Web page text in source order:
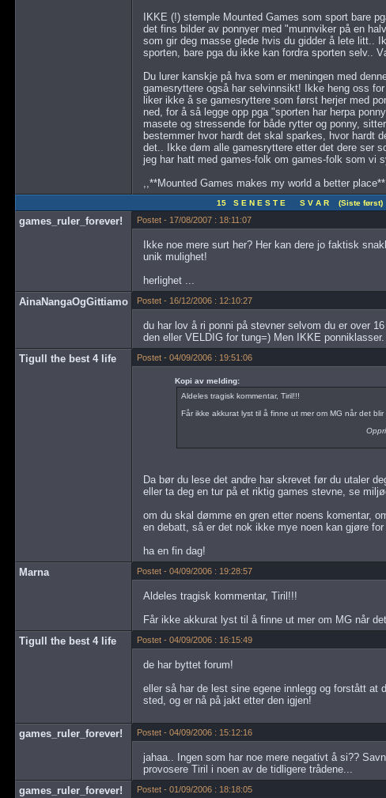
IKKE (!) stemple Mounted Games som sport bare
det fins bilder av ponnyer med "munnviker på en
som gir deg masse glede hvis du gidder å lete litt..
sporten, bare pga du ikke kan fordra sporten selv..
Du lurer kanskje på hva som er meningen med
gamesryttere også har selvinnsikt! Ikke heng oss
liker ikke å se gamesryttere som først herjer med
ned, for å så legge opp pga "sporten har herpa
masete og stressende for både rytter og ponny,
bestemmer hvor hardt det skal sparkes, hvor hardt
det.. Ikke døm alle gamesryttere etter det dere ser
jeg har hatt med games-folk om games-folk som vi
,,**Mounted Games makes my world a better
15 S E N E S T E S V A R (Siste først)
games_ruler_forever! Postet - 17/08/2007 : 18:11:07
Ikke noe mere surt her? Her kan dere jo faktisk
unik mulighet!
herlighet ...
AinaNangaOgGittiamo
Postet - 16/12/2006 : 12:10:27
du har lov å ri ponni på stevner selvom du er over
den eller VELDIG for tung=) Men IKKE ponniklasser.
Tigull the best 4 life
Postet - 04/09/2006 : 19:51:06
Kopi av melding:
Aldeles tragisk kommentar, Tiril!!!
Får ikke akkurat lyst til å finne ut mer om MG når det blir
Da bør du lese det andre har skrevet før du utaler
eller ta deg en tur på et riktig games stevne, se
om du skal dømme en gren etter noens komentar,
en debatt, så er det nok ikke mye noen kan gjøre
ha en fin dag!
Marna
Postet - 04/09/2006 : 19:28:57
Aldeles tragisk kommentar, Tiril!!!
Får ikke akkurat lyst til å finne ut mer om MG når
Tigull the best 4 life
Postet - 04/09/2006 : 16:15:49
de har byttet forum!
eller så har de lest sine egene innlegg og forstått at
sted, og er nå på jakt etter den igjen!
games_ruler_forever! Postet - 04/09/2006 : 15:12:16
jahaa.. Ingen som har noe mere negativt å si??
provosere Tiril i noen av de tidligere trådene...
games_ruler_forever!
Postet - 01/09/2006 : 18:18:05